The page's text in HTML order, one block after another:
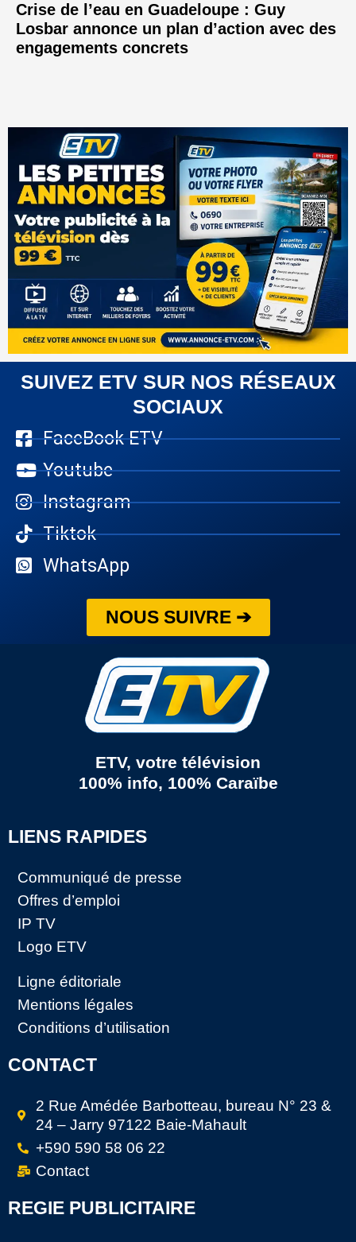
Crise de l’eau en Guadeloupe : Guy
Losbar annonce un plan d’action avec des
engagements concrets
SUIVEZ ETV SUR NOS RÉSEAUX
SOCIAUX
FaceBook ETV
Youtube
Instagram
Tiktok
WhatsApp
NOUS SUIVRE ➔
ETV, votre télévision
100% info, 100% Caraïbe
LIENS RAPIDES
Communiqué de presse
Offres d’emploi
IP TV
Logo ETV
Ligne éditoriale
Mentions légales
Conditions d’utilisation
CONTACT
2 Rue Amédée Barbotteau, bureau N° 23 &
24 – Jarry 97122 Baie-Mahault
+590 590 58 06 22
Contact
REGIE PUBLICITAIRE